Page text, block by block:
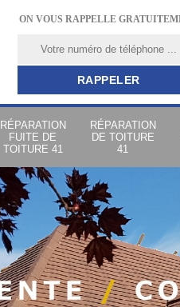
ON VOUS RAPPELLE
RÉPARATION
FUITE DE
TOITURE 41
RÉPARATION
DE TOITURE
41